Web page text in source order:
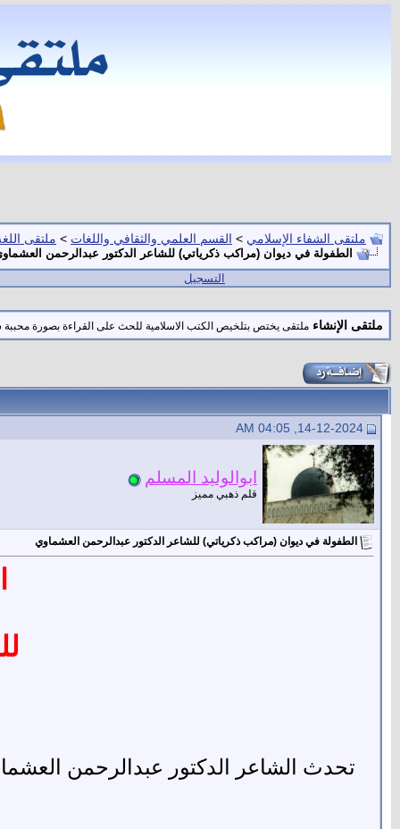
ملتقى الشفاء الإسلامي > القسم العلمي والثقافي واللغات > ملتقى
الطفولة في ديوان (مراكب ذكرياتي) للشاعر الدكتور عبدالرحمن
التسجيل
ملتقى الإنشاء ملتقى يختص بتلخيص الكتب الاسلامية للحث على القراءة بصورة
ابوالوليد المسلم
قلم ذهبي مميز
الطفولة في ديوان (مراكب ذكرياتي) للشاعر الدكتور عبدالرحمن العشماوي
تحدث الشاعر الدكتور عبدالرحمن